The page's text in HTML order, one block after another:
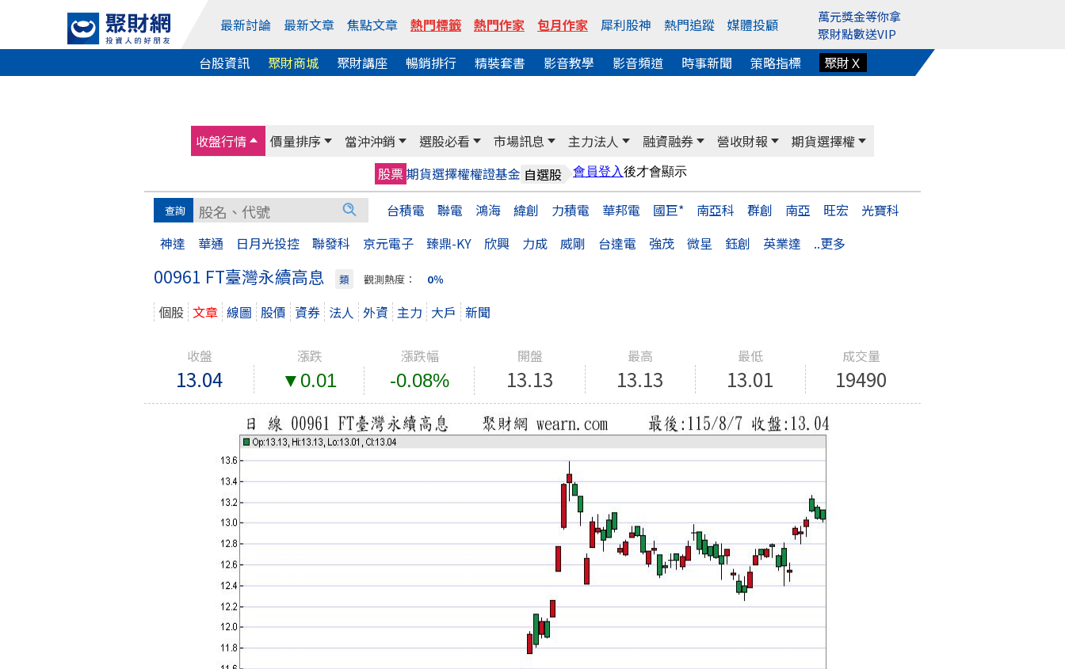
最新討論 最新文章 焦點文章 熱門標籤 熱門作家 包月作家 犀利股神 熱門追蹤 媒體投顧
萬元獎金等你拿
聚財點數送VIP
台股資訊 聚財商城 聚財講座 暢銷排行 精裝套書 影音教學 影音頻道 時事新聞 策略指標 聚財Ｘ
收盤行情 價量排序 當沖沖銷 選股必看 市場訊息 主力法人 融資融券 營收財報
期貨選擇權
股票期貨選擇權權證基金 自選股
台積電
聯電 鴻海 緯創 力積電 華邦電 國巨* 南亞科 群創 南亞 旺宏
光寶科
神達
華通 日月光投控 聯發科 京元電子 臻鼎-KY 欣興 力成 威剛 台達電 強茂 微星 鈺創 英業達 ..更多
00961 FT臺灣永續高息 類 觀測熱度： 0％
個股 文章 線圖 股價 資券 法人 外資 主力 大戶 新聞
收盤 漲跌 漲跌幅 開盤 最高 最低 成交量
13.04 ▼0.01 -0.08% 13.13 13.13 13.01 19490